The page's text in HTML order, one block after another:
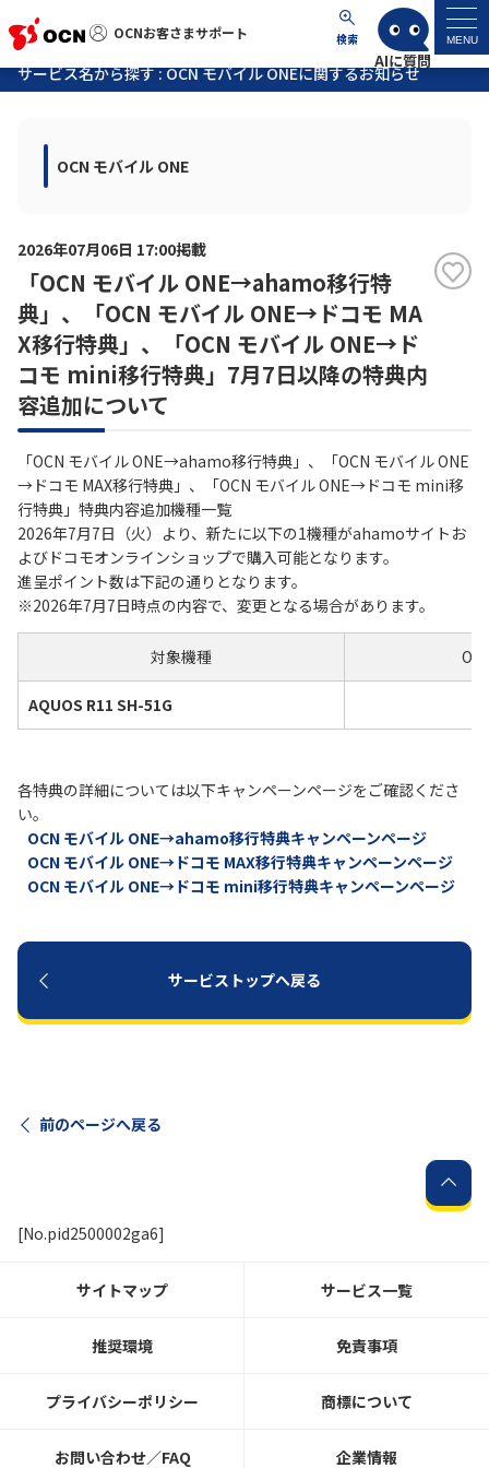
OCNお客さまサポート 検索 MENU
OCNお客さまサポート
マイページ
サポートトップ
よくあるご質問
工事・故障情報
各種ダウンロード
お問い合わせ
履歴・お気に入り
お知らせ サポートサイトの使い方
NTTドコモビジネスのお客さ
まはこちら
サービス
OCN サービス一覧
サービス名から探す : OCN モバイル ONEに関するお知らせ
OCN モバイル ONE
2026年07月06日 17:00掲載
「OCN モバイル ONE→ahamo移行特
典」、「OCN モバイル ONE→ドコモ MA
X移行特典」、「OCN モバイル ONE→ド
コモ mini移行特典」7月7日以降の特典内
容追加について
「OCN モバイル ONE→ahamo移行特典」、「OCN モバイル ONE
→ドコモ MAX移行特典」、「OCN モバイル ONE→ドコモ mini移
行特典」特典内容追加機種一覧
2026年7月7日（火）より、新たに以下の1機種がahamoサイトお
よびドコモオンラインショップで購入可能となります。
進呈ポイント数は下記の通りとなります。
※2026年7月7日時点の内容で、変更となる場合があります。
対象機種
AQUOS R11 SH-51G
各特典の詳細については以下キャンペーンページをご確認くださ
い。
OCN モバイル ONE→ahamo移行特典キャンペーンページ
OCN モバイル ONE→ドコモ MAX移行特典キャンペーンページ
OCN モバイル ONE→ドコモ mini移行特典キャンペーンページ
サービストップへ戻る
前のページへ戻る
[No.pid2500002ga6]
サイトマップ サービス一覧
推奨環境 免責事項
プライバシーポリシー 商標について
お問い合わせ／FAQ 企業情報